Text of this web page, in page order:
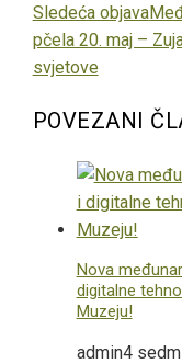
Sledeća objava
pčela 20. maj –
svjetove
POVEZANI
Nova
digitalne
Muzeju!
admin4